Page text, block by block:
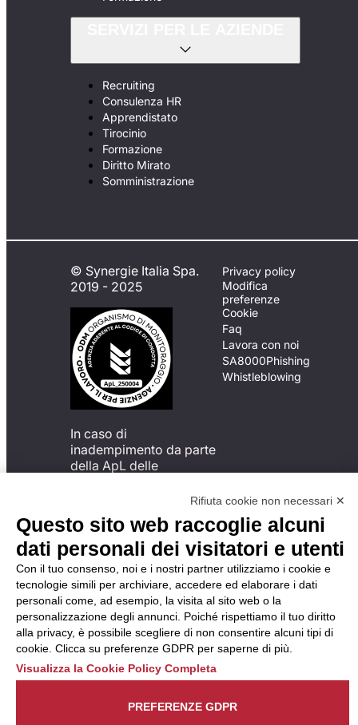
Recruiting
Consulenza HR
Apprendistato
Tirocinio
Formazione
Diritto Mirato
Somministrazione
© Synergie Italia Spa.
2019 - 2025
In caso di
inadempimento da parte
della ApL delle
del Codice di Condotta, è
possibile presentare un
reclamo
all’Organismo di
Monitoraggio utilizzando
una delle modalità
descritte al seguente
indirizzo web
https://odm-
agenzielavoro.it/reclami/ .
Privacy policy
Modifica
preferenze
Cookie
Faq
Lavora con noi
SA8000Phishing
Whistleblowing
Rifiuta cookie non necessari ✕
Questo sito web raccoglie alcuni
dati personali dei visitatori e utenti
Con il tuo consenso, noi e i nostri partner utilizziamo i cookie e
tecnologie simili per archiviare, accedere ed elaborare i dati
personali come, ad esempio, la visita al sito web o la
personalizzazione degli annunci. Poiché rispettiamo il tuo diritto
alla privacy, è possibile scegliere di non consentire alcuni tipi di
cookie. Clicca su preferenze GDPR per saperne di più.
Visualizza la Cookie Policy Completa
PREFERENZE GDPR